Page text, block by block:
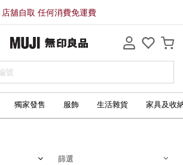
店舖自取 任何消費免運費
獨家發售 服飾 生活雜貨 家具及收
篩選